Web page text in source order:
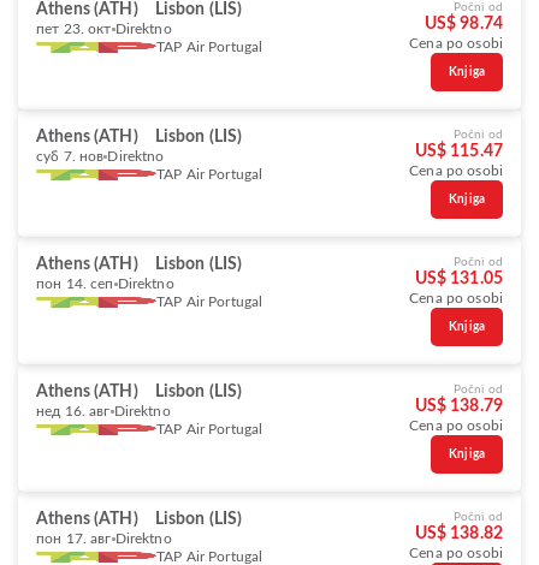
Athens (ATH) Lisbon (LIS)
пет 23. окт Direktno
TAP Air Portugal
Počni od
US$ 98.74
Cena po osobi
Knjiga
Athens (ATH) Lisbon (LIS)
суб 7. нов Direktno
TAP Air Portugal
Počni od
US$ 115.47
Cena po osobi
Knjiga
Athens (ATH) Lisbon (LIS)
пон 14. сеп Direktno
TAP Air Portugal
Počni od
US$ 131.05
Cena po osobi
Knjiga
Athens (ATH) Lisbon (LIS)
нед 16. авг Direktno
TAP Air Portugal
Počni od
US$ 138.79
Cena po osobi
Knjiga
Athens (ATH) Lisbon (LIS)
пон 17. авг Direktno
TAP Air Portugal
Počni od
US$ 138.82
Cena po osobi